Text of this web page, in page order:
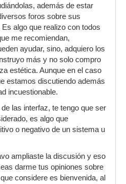
además de estar
foros sobre sus
algo que realizo con todos
me recomiendan,
ayudar, sino, adquiero los
más y no solo compro
estética. Aunque en el caso
estamos discutiendo además
incuestionable.
las interfaz, te tengo que ser
es algo que
o negativo de un sistema u
ampliaste la discusión y eso
darme tus opiniones sobre
considere es bienvenida, al